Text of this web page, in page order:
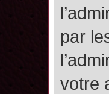
par
votre